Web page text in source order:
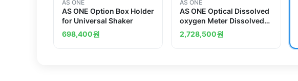
AS ONE
AS ONE Option Box Holder
for Universal Shaker
698,400원
AS ONE
AS ONE Optical Dissolved
oxygen Meter Dissolved
oxygen/Temperatureand
others
2,728,500원